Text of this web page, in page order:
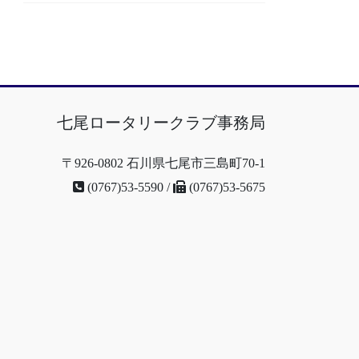
七尾ロータリークラブ事務局
〒926-0802 石川県七尾市三島町70-1
(0767)53-5590 /
(0767)53-5675